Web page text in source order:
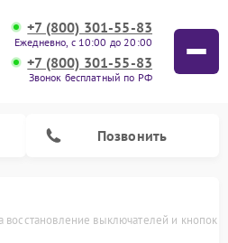
+7 (800) 301-55-83
Ежедневно, с 10:00 до 20:00
+7 (800) 301-55-83
Звонок бесплатный по РФ
Позвонить
восстановление выключателей и кнопок